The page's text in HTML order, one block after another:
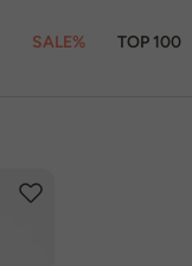
SALE% TOP 100